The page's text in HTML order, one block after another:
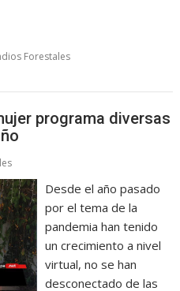
Forestales
programa diversas
Desde el año pasado
por el tema de la
pandemia han tenido
un crecimiento a nivel
virtual, no se han
desconectado de las